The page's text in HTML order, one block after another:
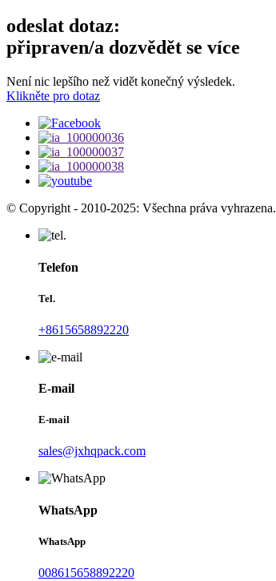
odeslat dotaz:
připraven/a dozvědět se více
Není nic lepšího než vidět konečný výsledek.
Klikněte pro dotaz
© Copyright - 2010-2025: Všechna práva vyhrazena.
Telefon
Tel.
+8615658892220
E-mail
E-mail
sales@jxhqpack.com
WhatsApp
WhatsApp
008615658892220